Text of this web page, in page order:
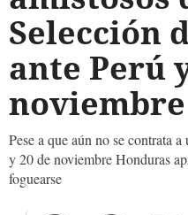
Selección
ante Perú
noviembre
Pese a que aún no se contrata
y 20 de noviembre Honduras
foguearse